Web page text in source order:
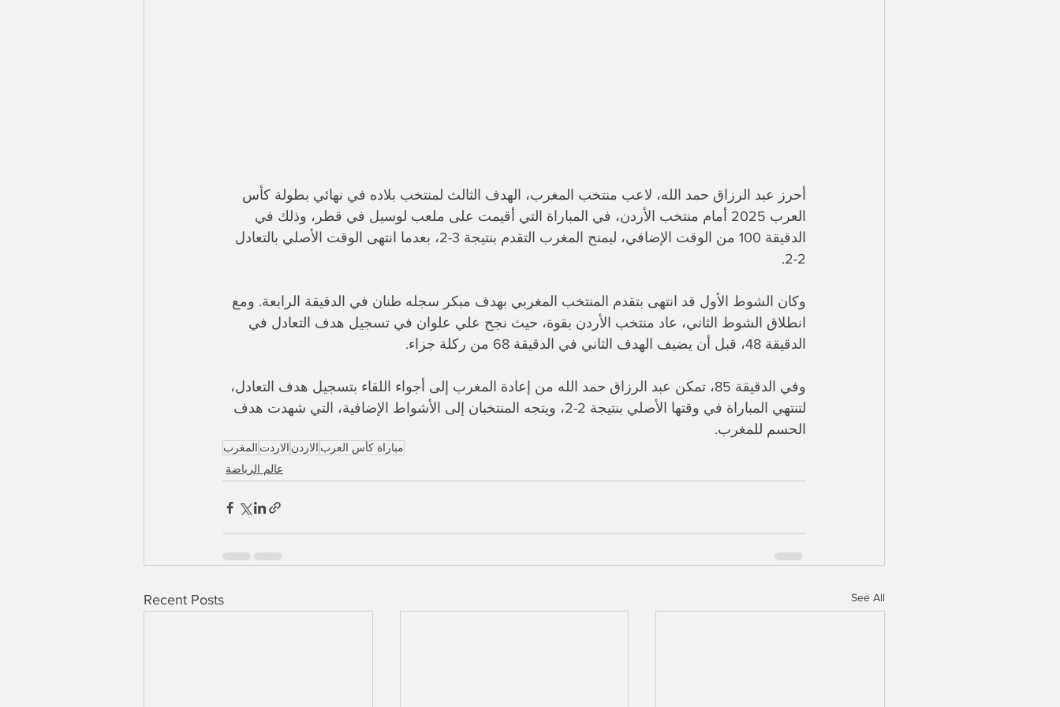
أحرز عبد الرزاق حمد الله، لاعب منتخب المغرب، الهدف الثالث لمنتخب بلاده في نهائي بطولة كأس
العرب 2025 أمام منتخب الأردن، في المباراة التي أقيمت على ملعب لوسيل في قطر، وذلك في
الدقيقة 100 من الوقت الإضافي، ليمنح المغرب التقدم بنتيجة 3-2، بعدما انتهى الوقت الأصلي بالتعادل
2-2.
وكان الشوط الأول قد انتهى بتقدم المنتخب المغربي بهدف مبكر سجله طنان في الدقيقة الرابعة. ومع
انطلاق الشوط الثاني، عاد منتخب الأردن بقوة، حيث نجح علي علوان في تسجيل هدف التعادل في
الدقيقة 48، قبل أن يضيف الهدف الثاني في الدقيقة 68 من ركلة جزاء.
وفي الدقيقة 85، تمكن عبد الرزاق حمد الله من إعادة المغرب إلى أجواء اللقاء بتسجيل هدف التعادل،
لتنتهي المباراة في وقتها الأصلي بنتيجة 2-2، ويتجه المنتخبان إلى الأشواط الإضافية، التي شهدت هدف
الحسم للمغرب.
المغرب الاردت الاردن مباراة كأس العرب
عالم الرياضة
Recent Posts See All